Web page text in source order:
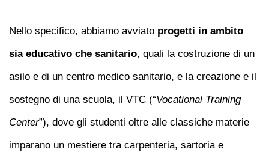
Nello specifico, abbiamo avviato progetti in ambito
sia educativo che sanitario, quali la costruzione di un
asilo e di un centro medico sanitario, e la creazione e il
sostegno di una scuola, il VTC (“Vocational Training
Center”), dove gli studenti oltre alle classiche materie
imparano un mestiere tra carpenteria, sartoria e